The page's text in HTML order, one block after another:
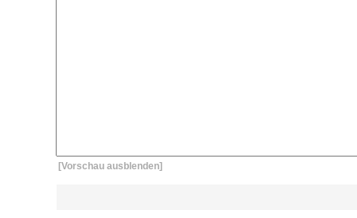
[Vorschau ausblenden]